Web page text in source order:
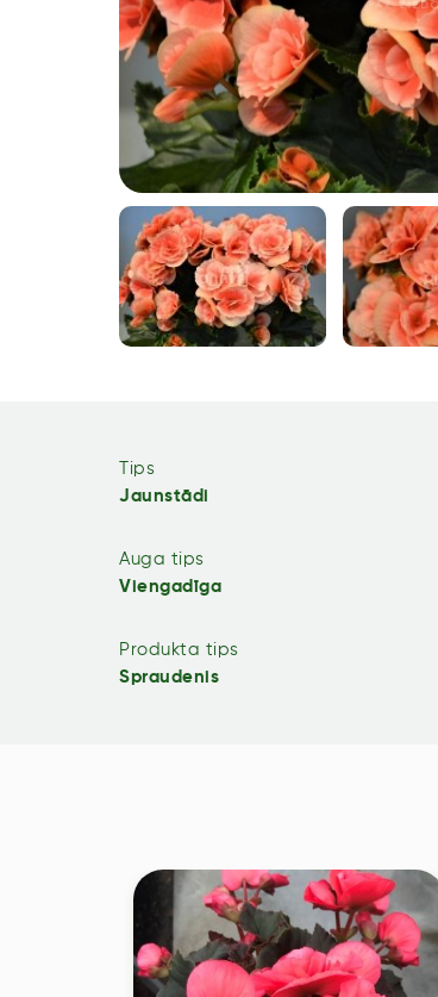
Tips
Jaunstādi
Auga tips
Viengadīga
Produkta tips
Spraudenis